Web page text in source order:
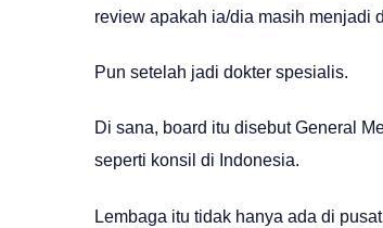
review apakah ia/dia masih menjadi
Pun setelah jadi dokter spesialis.
Di sana, board itu disebut General
seperti konsil di Indonesia.
Lembaga itu tidak hanya ada di